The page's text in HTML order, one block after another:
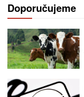
Doporučujeme